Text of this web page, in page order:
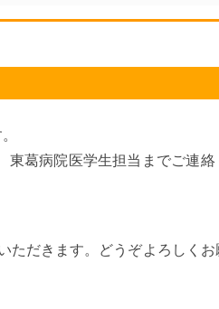
東葛病院医学生担当までご連
ただきます。どうぞよろしくお